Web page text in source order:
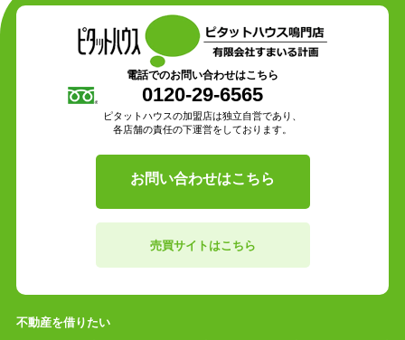
電話でのお問い合わせはこちら
0120-29-6565
ピタットハウスの加盟店は独立自営であり、
各店舗の責任の下運営をしております。
お問い合わせはこちら
売買サイトはこちら
不動産を借りたい